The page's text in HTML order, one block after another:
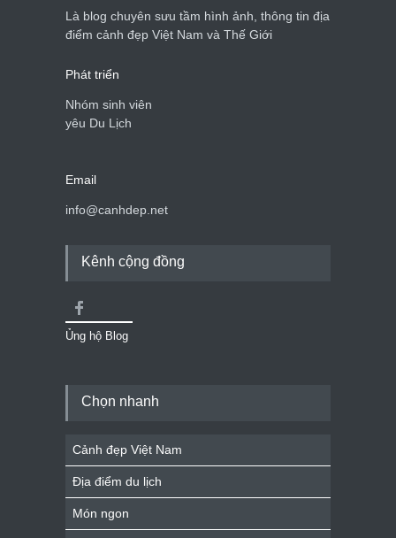
Là blog chuyên sưu tầm hình ảnh, thông tin địa
điểm cảnh đẹp Việt Nam và Thế Giới
Phát triển
Nhóm sinh viên
yêu Du Lịch
Email
info@canhdep.net
Kênh cộng đồng
Ủng hộ Blog
Chọn nhanh
Cảnh đẹp Việt Nam
Địa điểm du lịch
Món ngon